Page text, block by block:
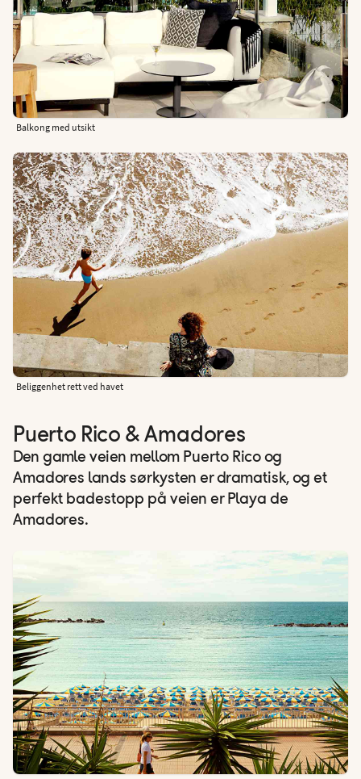
Balkong med utsikt
Beliggenhet rett ved havet
Puerto Rico & Amadores
Den gamle veien mellom Puerto Rico og
Amadores lands sørkysten er dramatisk, og et
perfekt badestopp på veien er Playa de
Amadores.